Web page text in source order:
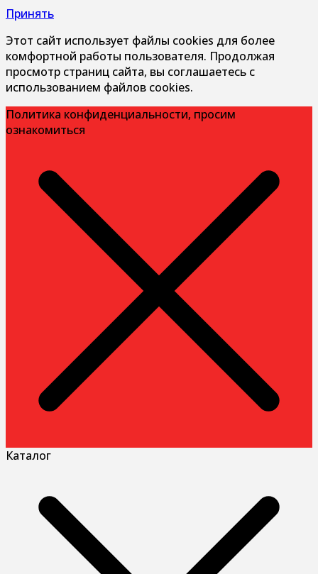
Принять
Этот сайт использует файлы cookies для более
комфортной работы пользователя. Продолжая
просмотр страниц сайта, вы соглашаетесь с
использованием файлов cookies.
Политика конфиденциальности, просим
ознакомиться
Каталог